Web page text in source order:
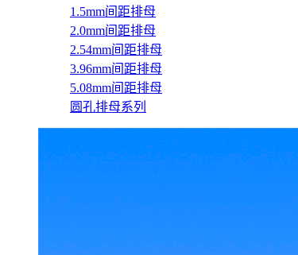
1.5mm间距排母
2.0mm间距排母
2.54mm间距排母
3.96mm间距排母
5.08mm间距排母
圆孔排母系列